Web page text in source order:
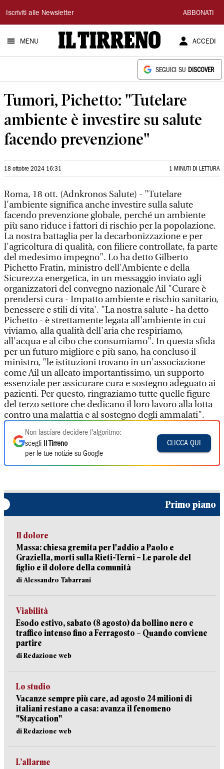
Il
Tirreno
Iscriviti alle Newsletter ABBONATI
MENU ACCEDI
SEGUICI SU DISCOVER
Tumori, Pichetto: "Tutelare
ambiente è investire su salute
facendo prevenzione"
18 ottobre 2024 16:31 1 MINUTI DI LETTURA
Roma, 18 ott. (Adnkronos Salute) - "Tutelare
l'ambiente significa anche investire sulla salute
facendo prevenzione globale, perché un ambiente
più sano riduce i fattori di rischio per la popolazione.
La nostra battaglia per la decarbonizzazione e per
l'agricoltura di qualità, con filiere controllate, fa parte
del medesimo impegno". Lo ha detto Gilberto
Pichetto Fratin, ministro dell'Ambiente e della
Sicurezza energetica, in un messaggio inviato agli
organizzatori del convegno nazionale Ail "Curare è
prendersi cura - Impatto ambiente e rischio sanitario,
benessere e stili di vita'. "La nostra salute - ha detto
Pichetto - è strettamente legata all'ambiente in cui
viviamo, alla qualità dell'aria che respiriamo,
all'acqua e al cibo che consumiamo". In questa sfida
per un futuro migliore e più sano, ha concluso il
ministro, "le istituzioni trovano in un'associazione
come Ail un alleato importantissimo, un supporto
essenziale per assicurare cura e sostegno adeguato ai
pazienti. Per questo, ringraziamo tutte quelle figure
del terzo settore che dedicano il loro lavoro alla lotta
contro una malattia e al sostegno degli ammalati".
Non lasciare decidere l'algoritmo:
scegli
Il Tirreno
per le tue notizie su Google
CLICCA QUI
Primo piano
Il dolore
Massa: chiesa gremita per l'addio a Paolo e
Graziella, morti sulla Rieti-Terni – Le parole del
figlio e il dolore della comunità
di Alessandro Tabarrani
Viabilità
Esodo estivo, sabato (8 agosto) da bollino nero e
traffico intenso fino a Ferragosto – Quando conviene
partire
di Redazione web
Lo studio
Vacanze sempre più care, ad agosto 24 milioni di
italiani restano a casa: avanza il fenomeno
"Staycation"
di Redazione web
L’allarme